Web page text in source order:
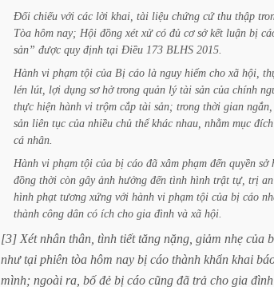
Đối chiếu với các lời khai, tài liệu chứng cứ thu thập
Tòa hôm nay; Hội đồng xét xử có đủ cơ sở kết luận bị
sản” được quy định tại Điều 173 BLHS 2015.
Hành vi phạm tội của Bị cáo là nguy hiểm cho xã hội,
lén lút, lợi dụng sơ hở trong quản lý tài sản của chính
thực hiện hành vi trộm cắp tài sản; trong thời gian ngắn,
sản liên tục của nhiều chủ thể khác nhau, nhằm mục đích
cá nhân.
Hành vi phạm tội của bị cáo đã xâm phạm đến quyền sở
đồng thời còn gây ảnh hưởng đến tình hình trật tự, trị an
hình phạt tương xứng với hành vi phạm tội của bị cáo
thành công dân có ích cho gia đình và xã hội.
[3] Xét nhân thân, tình tiết tăng nặng, giảm nhẹ của
như tại phiên tòa hôm nay bị cáo thành khẩn khai
mình; ngoài ra, bố đẻ bị cáo cũng đã trả cho gia đình